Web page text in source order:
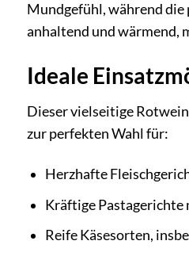
Mundgefühl, während die
anhaltend und wärmend,
Ideale
Dieser vielseitige
zur perfekten Wahl für:
Herzhafte
Kräftige Pastagerichte
Reife Käsesorten,